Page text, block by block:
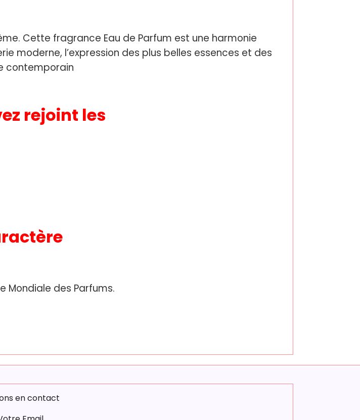
Cette fragrance Eau de Parfum est une harmonie
moderne, l’expression des plus belles essences et des
contemporain
rejoint les
Mondiale des Parfums.
en contact